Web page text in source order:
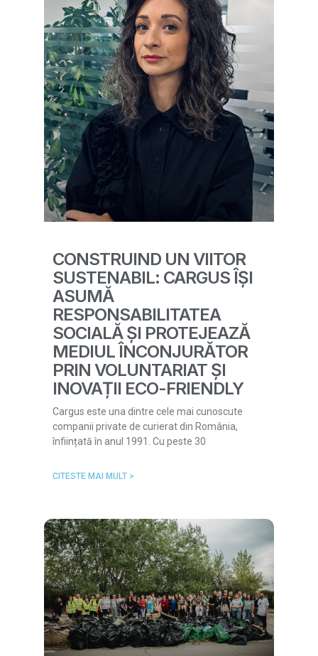
CONSTRUIND UN VIITOR
SUSTENABIL: CARGUS ÎȘI
ASUMĂ
RESPONSABILITATEA
SOCIALĂ ȘI PROTEJEAZĂ
MEDIUL ÎNCONJURĂTOR
PRIN VOLUNTARIAT ȘI
INOVAȚII ECO-FRIENDLY
Cargus este una dintre cele mai cunoscute
companii private de curierat din România,
înființată în anul 1991. Cu peste 30
CITESTE MAI MULT >